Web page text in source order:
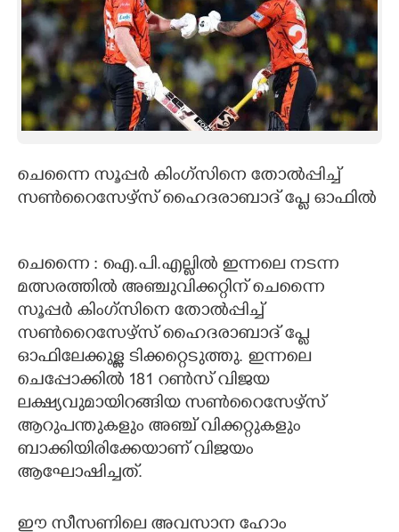
INFO+
ART
CARTOONS
ZOOM
CONTACT US
ചെന്നൈ സൂപ്പർ കിംഗ്സിനെ തോൽപ്പിച്ച്
സൺറൈസേഴ്സ് ഹൈദരാബാദ് പ്ളേ ഓഫിൽ
ചെന്നൈ : ഐ.പി.എല്ലിൽ ഇന്നലെ നടന്ന
മത്സരത്തിൽ അഞ്ചുവിക്കറ്റിന് ചെന്നൈ
സൂപ്പർ കിംഗ്സിനെ തോൽപ്പിച്ച്
സൺറൈസേഴ്സ് ഹൈദരാബാദ് പ്ളേ
ഓഫിലേക്കുള്ള ടിക്കറ്റെടുത്തു. ഇന്നലെ
ചെപ്പോക്കിൽ 181 റൺസ് വിജയ
ലക്ഷ്യവുമായിറങ്ങിയ സൺറൈസേഴ്സ്
ആറുപന്തുകളും അഞ്ച് വിക്കറ്റുകളും
ബാക്കിയിരിക്കേയാണ് വിജയം
ആഘോഷിച്ചത്.
ഈ സീസണിലെ അവസാന ഹോം